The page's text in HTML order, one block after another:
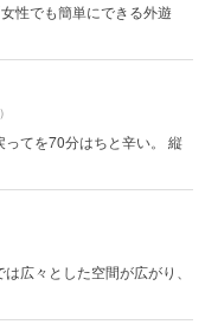
性でも簡単にできる外遊
てを70分はちと辛い。 縦
広々とした空間が広がり、